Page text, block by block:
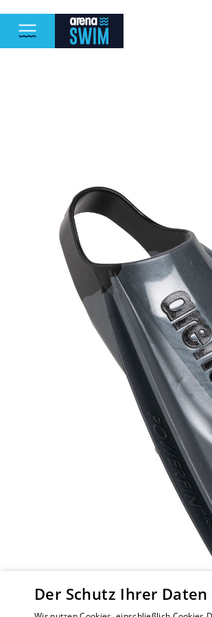
Der Schutz Ihrer